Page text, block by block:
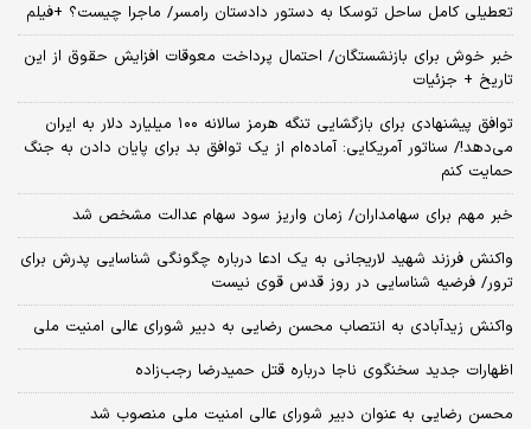
تعطیلی کامل ساحل توسکا به دستور دادستان رامسر/ ماجرا چیست؟ +فیلم
خبر خوش برای بازنشستگان/ احتمال پرداخت معوقات افزایش حقوق از این
تاریخ + جزئیات
توافق پیشنهادی برای بازگشایی تنگه هرمز سالانه ۱۰۰ میلیارد دلار به ایران
می‌دهد!/ سناتور آمریکایی: آماده‌ام از یک توافق بد برای پایان دادن به جنگ
حمایت کنم
خبر مهم برای سهامداران/ زمان واریز سود سهام عدالت مشخص شد
واکنش فرزند شهید لاریجانی به یک ادعا درباره چگونگی شناسایی پدرش برای
ترور/ فرضیه شناسایی در روز قدس قوی نیست
واکنش زیدآبادی به انتصاب محسن رضایی به دبیر شورای عالی امنیت ملی
اظهارات جدید سخنگوی ناجا درباره قتل حمیدرضا رجب‌زاده
محسن رضایی به عنوان دبیر شورای عالی امنیت ملی منصوب شد